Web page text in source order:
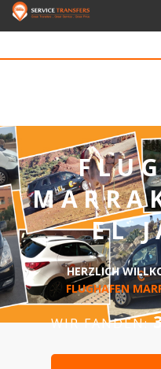
EL
HERZLICH
FLUGHAFEN
WIR FANDEN: